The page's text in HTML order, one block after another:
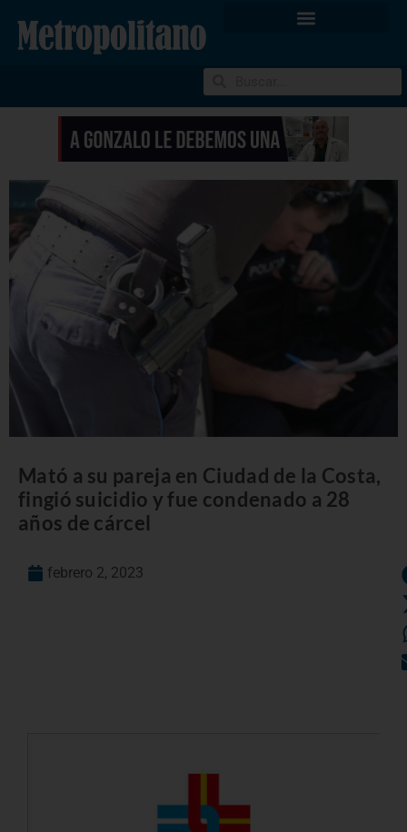
Mató a su pareja en Ciudad de la Costa,
fingió suicidio y fue condenado a 28
años de cárcel
febrero 2, 2023